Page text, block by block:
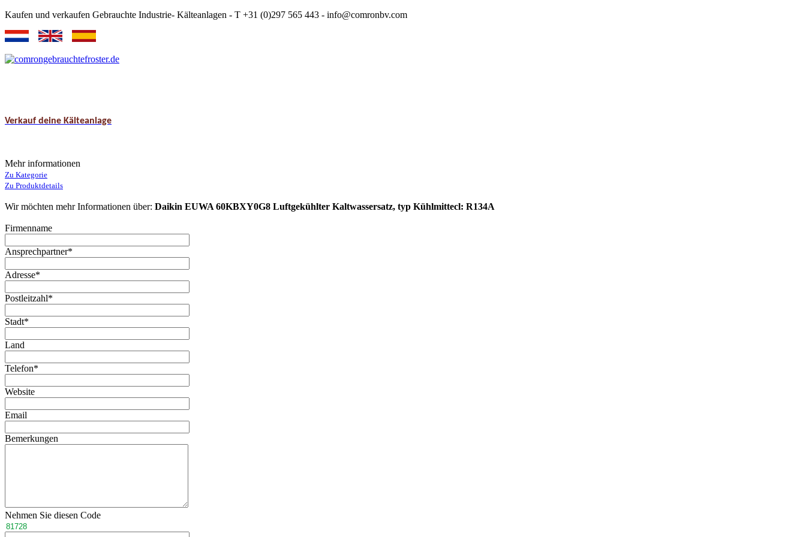
Kaufen und verkaufen Gebrauchte Industrie- Kälteanlagen - T +31 (0)297 565 443 - info@comronbv.com
Verkauf deine Kälteanlage
Mehr informationen
Zu Kategorie
Zu Produktdetails
Wir möchten mehr Informationen über: Daikin EUWA 60KBXY0G8 Luftgekühlter Kaltwassersatz, typ Kühlmittecl: R134A
Firmenname
Ansprechpartner*
Adresse*
Postleitzahl*
Stadt*
Land
Telefon*
Website
Email
Bemerkungen
Nehmen Sie diesen Code